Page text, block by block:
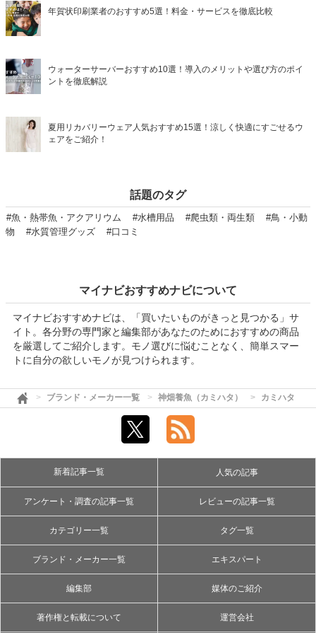
年賀状印刷業者のおすすめ5選！料金・サービスを徹底比較
ウォーターサーバーおすすめ10選！導入のメリットや選び方のポイ
ントを徹底解説
夏用リカバリーウェア人気おすすめ15選！涼しく快適にすごせるウ
ェアをご紹介！
話題のタグ
#魚・熱帯魚・アクアリウム #水槽用品 #爬虫類・両生類
#鳥・小動
物
#水質管理グッズ #口コミ
マイナビおすすめナビについて
マイナビおすすめナビは、「買いたいものがきっと見つかる」サ
イト。各分野の専門家と編集部があなたのためにおすすめの商品
を厳選してご紹介します。モノ選びに悩むことなく、簡単スマー
トに自分の欲しいモノが見つけられます。
ブランド・メーカー一覧 神畑養魚（カミハタ） カミハタ
新着記事一覧 人気の記事
アンケート・調査の記事一覧 レビューの記事一覧
カテゴリー一覧 タグ一覧
ブランド・メーカー一覧 エキスパート
編集部 媒体のご紹介
著作権と転載について 運営会社